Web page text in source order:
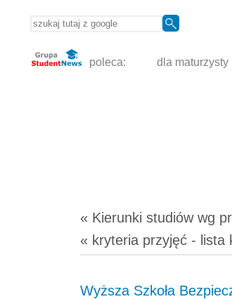
poleca: dla maturzysty
« Kierunki studiów wg
« kryteria przyjęć - lista
Wyższa Szkoła